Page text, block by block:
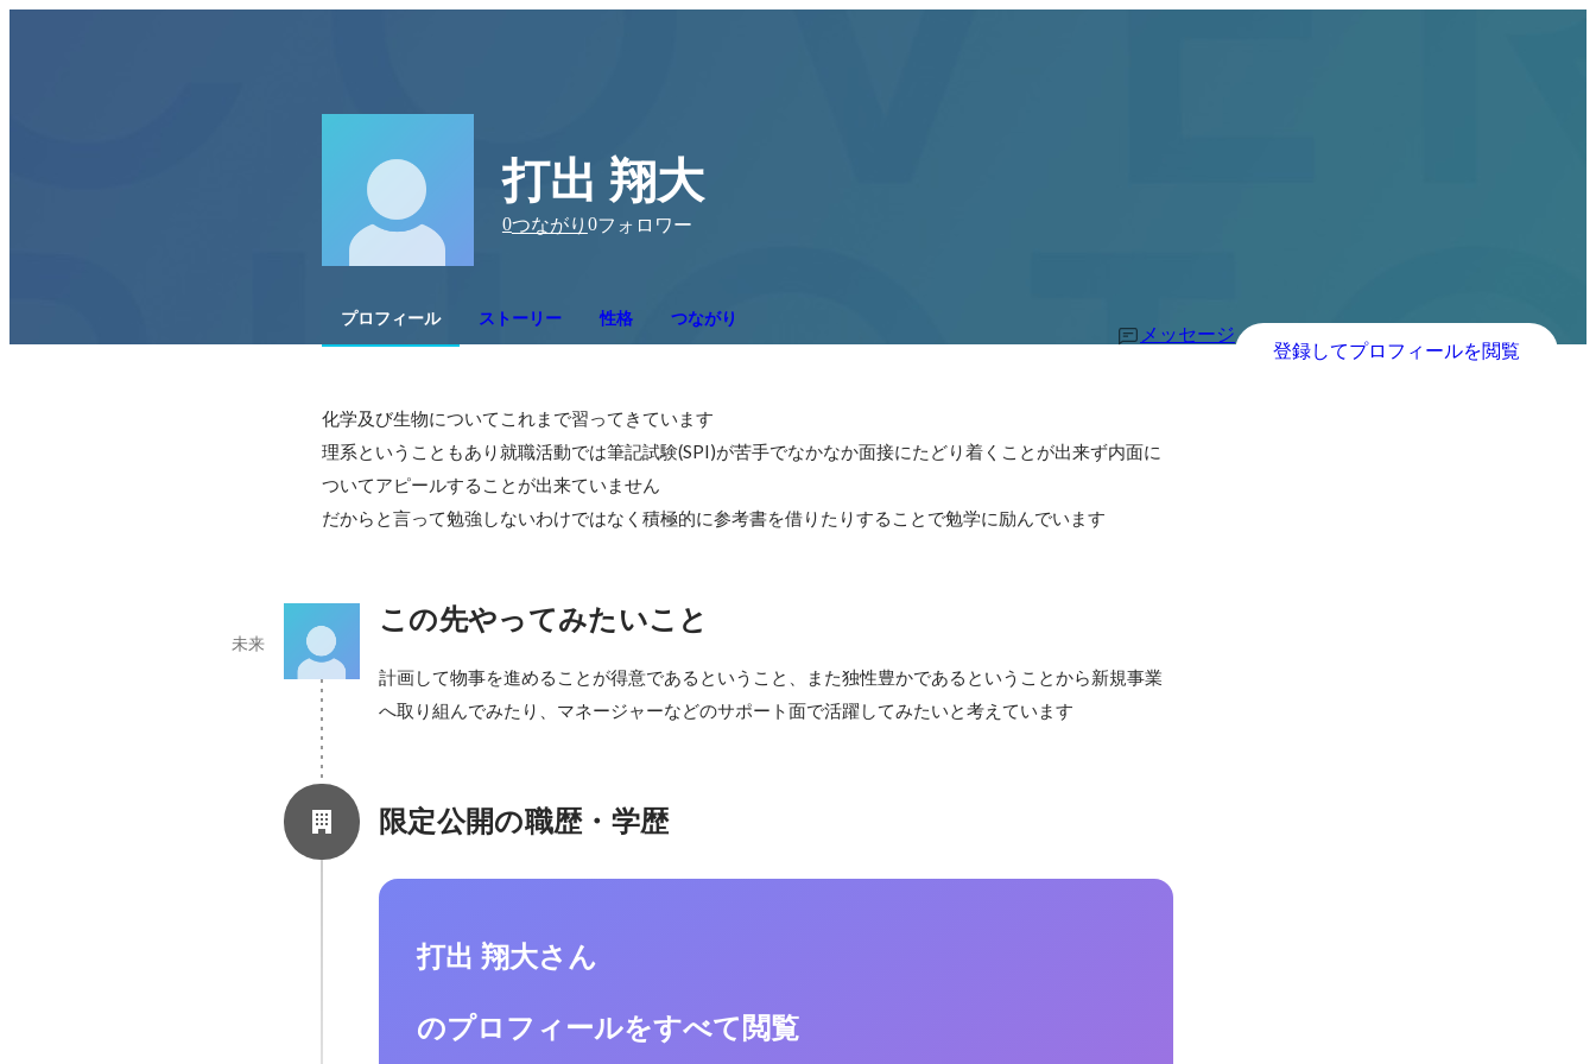
打出 翔大
0つながり 0フォロワー
プロフィール ストーリー 性格 つながり
メッセージ
登録してプロフィールを閲覧
化学及び生物についてこれまで習ってきています
理系ということもあり就職活動では筆記試験(SPI)が苦手でなかなか面接にたどり着くことが出来ず内面に
ついてアピールすることが出来ていません
この先やってみたいこと
未来
計画して物事を進めることが得意であるということ、また独性豊かであるということから新規事業
へ取り組んでみたり、マネージャーなどのサポート面で活躍してみたいと考えています
限定公開の職歴・学歴
打出 翔大さん
のプロフィールをすべて閲覧